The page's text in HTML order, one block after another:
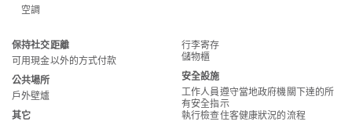
空調
保持社交距離
可用現金以外的方式付款
公共場所
戶外壁爐
其它
行李寄存
儲物櫃
安全設施
工作人員遵守當地政府機關下達的所
有安全指示
執行檢查住客健康狀況的流程